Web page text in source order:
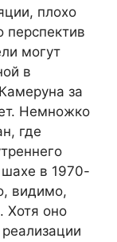
плохо
могут
в
за
Немножко
где
в 1970-
видимо,
Хотя оно